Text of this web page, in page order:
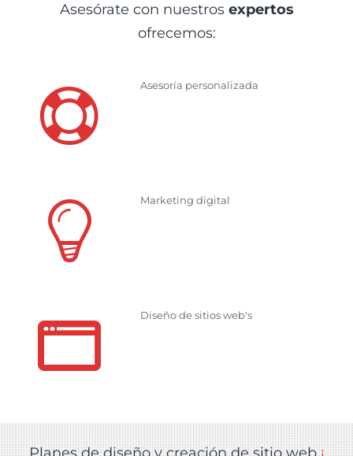
Asesórate con nuestros expertos
ofrecemos:
Asesoría personalizada
Marketing digital
Diseño de sitios web's